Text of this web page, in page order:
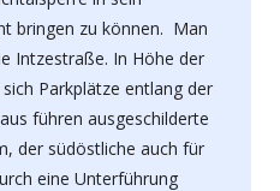
bringen zu können. Man
Intzestraße. In Höhe der
Parkplätze entlang der
führen ausgeschilderte
der südöstliche auch für
eine Unterführung